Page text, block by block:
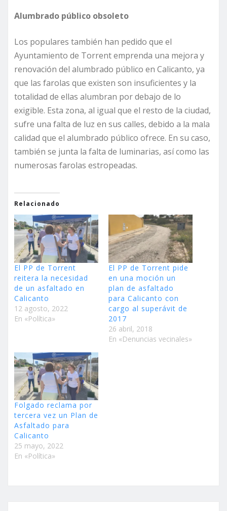
Alumbrado público obsoleto
Los populares también han pedido que el
Ayuntamiento de Torrent emprenda una mejora y
renovación del alumbrado público en Calicanto, ya
que las farolas que existen son insuficientes y la
totalidad de ellas alumbran por debajo de lo
exigible. Esta zona, al igual que el resto de la ciudad,
sufre una falta de luz en sus calles, debido a la mala
calidad que el alumbrado público ofrece. En su caso,
también se junta la falta de luminarias, así como las
numerosas farolas estropeadas.
Relacionado
El PP de Torrent
reitera la necesidad
de un asfaltado en
Calicanto
12 agosto, 2022
En «Política»
El PP de Torrent pide
en una moción un
plan de asfaltado
para Calicanto con
cargo al superávit de
2017
26 abril, 2018
En «Denuncias vecinales»
Folgado reclama por
tercera vez un Plan de
Asfaltado para
Calicanto
25 mayo, 2022
En «Política»